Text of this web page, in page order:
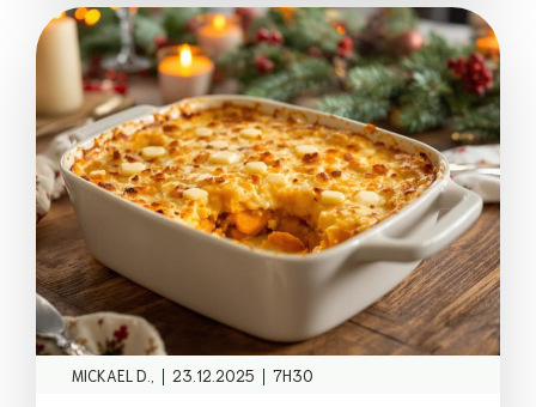
MICKAEL D., | 23.12.2025 | 7H30